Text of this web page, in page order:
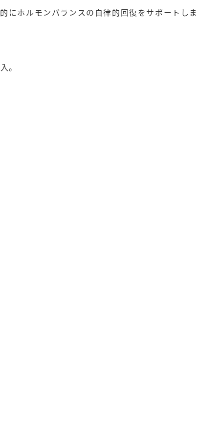
にホルモンバランスの自律的回復をサポートしま
。